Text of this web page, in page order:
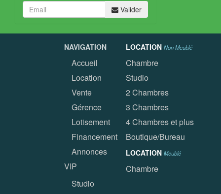
Valider
NAVIGATION
Accueil
Location
Vente
Gérence
Lotisement
Financement
Annonces
VIP
LOCATION Non Meublé
Chambre
Studio
2 Chambres
3 Chambres
4 Chambres et plus
Boutique/Bureau
LOCATION Meublé
Chambre
Studio